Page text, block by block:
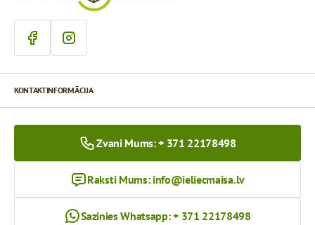
KONTAKTINFORMĀCIJA
Zvani Mums: + 371 22178498
Raksti Mums: info@ieliecmaisa.lv
Sazinies Whatsapp: + 371 22178498